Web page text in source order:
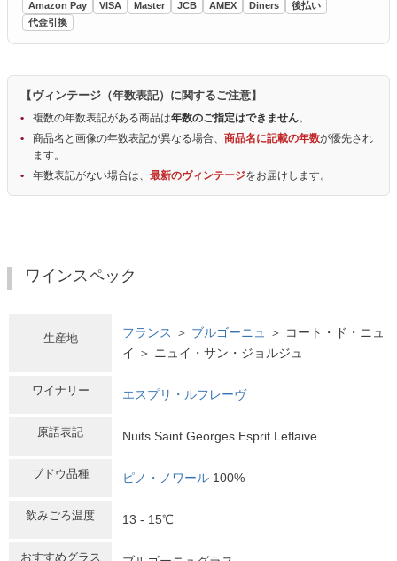
Amazon Pay VISA Master JCB AMEX Diners
後払い
代金引換
【ヴィンテージ（年数表記）に関するご注意】
複数の年数表記がある商品は年数のご指定はできません。
商品名と画像の年数表記が異なる場合、 商品名に記載の年数が優先され
ます。
年数表記がない場合は、 最新のヴィンテージをお届けします。
ワインスペック
生産地 フランス ＞ ブルゴーニュ
＞ コート・ド・ニュ
イ ＞ ニュイ・サン・ジョルジュ
ワイナリー エスプリ・ルフレーヴ
原語表記 Nuits Saint Georges Esprit Leflaive
ブドウ品種 ピノ・ノワール 100%
飲みごろ温度 13 - 15℃
おすすめグラス